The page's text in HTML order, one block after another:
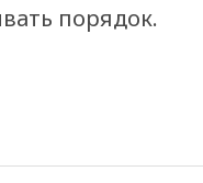
порядок.